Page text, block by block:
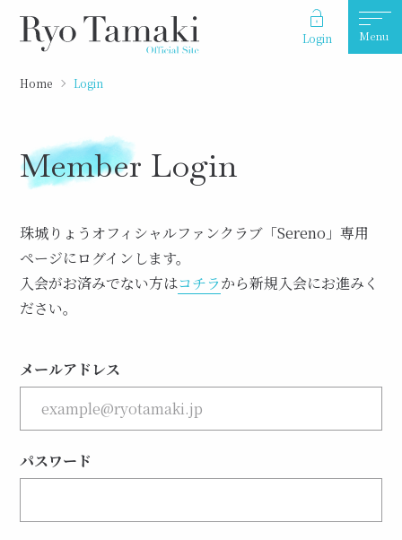
Login Menu
Home Login
Member Login
珠城りょうオフィシャルファンクラブ「Sereno」専用
ページにログインします。
入会がお済みでない方はコチラから新規入会にお進みく
ださい。
メールアドレス
パスワード